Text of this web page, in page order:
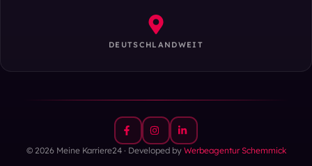
DEUTSCHLANDWEIT
© 2026 Meine Karriere24 · Developed by Werbeagentur Schemmick